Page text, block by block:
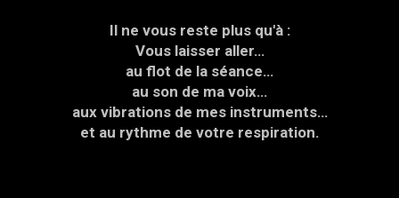
Il ne vous reste plus qu'à :
Vous laisser aller…
au flot de la séance…
au son de ma voix…
aux vibrations de mes instruments…
et au rythme de votre respiration.